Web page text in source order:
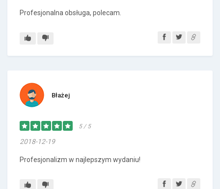
Profesjonalna obsługa, polecam.
Błażej
5 / 5
2018-12-19
Profesjonalizm w najlepszym wydaniu!